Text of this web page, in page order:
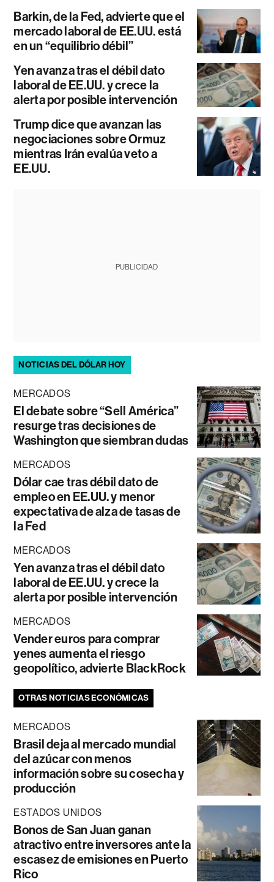
Barkin, de la Fed, advierte que el
mercado laboral de EE.UU. está
en un “equilibrio débil”
Yen avanza tras el débil dato
laboral de EE.UU. y crece la
alerta por posible intervención
Trump dice que avanzan las
negociaciones sobre Ormuz
mientras Irán evalúa veto a
EE.UU.
PUBLICIDAD
NOTICIAS DEL DÓLAR HOY
MERCADOS
El debate sobre “Sell América”
resurge tras decisiones de
Washington que siembran dudas
MERCADOS
Dólar cae tras débil dato de
empleo en EE.UU. y menor
expectativa de alza de tasas de
la Fed
MERCADOS
Yen avanza tras el débil dato
laboral de EE.UU. y crece la
alerta por posible intervención
MERCADOS
Vender euros para comprar
yenes aumenta el riesgo
geopolítico, advierte BlackRock
OTRAS NOTICIAS ECONÓMICAS
MERCADOS
Brasil deja al mercado mundial
del azúcar con menos
información sobre su cosecha y
producción
ESTADOS UNIDOS
Bonos de San Juan ganan
atractivo entre inversores ante la
escasez de emisiones en Puerto
Rico